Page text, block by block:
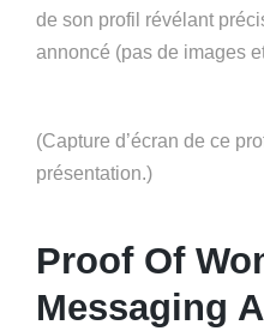
de son profil révélant
annoncé (pas de images
(Capture d’écran de ce
présentation.)
Proof Of
Messaging